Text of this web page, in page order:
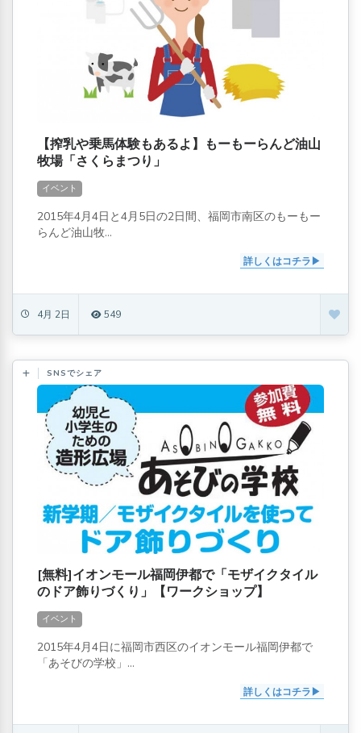
【搾乳や乗馬体験もあるよ】もーもーらんど油山
牧場「さくらまつり」
イベント
2015年4月4日と4月5日の2日間、福岡市南区のもーもー
らんど油山牧...
詳しくはコチラ
4月 2日 549
SNSでシェア
[無料]イオンモール福岡伊都で「モザイクタイル
のドア飾りづくり」【ワークショップ】
イベント
2015年4月4日に福岡市西区のイオンモール福岡伊都で
「あそびの学校」...
詳しくはコチラ